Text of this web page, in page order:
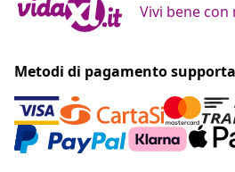
Vivi bene con
Metodi di pagamento